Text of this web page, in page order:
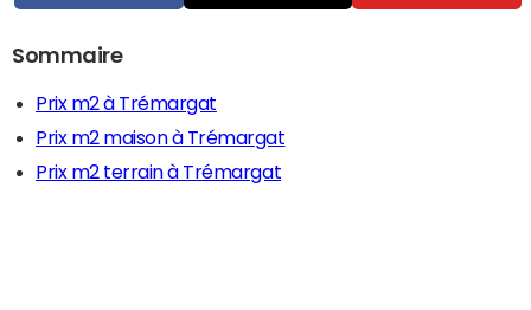
Sommaire
Prix m2 à Trémargat
Prix m2 maison à Trémargat
Prix m2 terrain à Trémargat